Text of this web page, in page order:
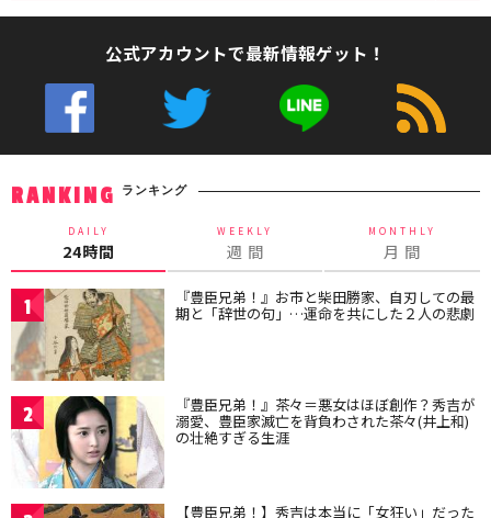
公式アカウントで最新情報ゲット！
RANKING ランキング
DAILY
24時間
WEEKLY
週 間
MONTHLY
月 間
1 『豊臣兄弟！』お市と柴田勝家、自刃しての最
期と「辞世の句」…運命を共にした２人の悲劇
2 『豊臣兄弟！』茶々＝悪女はほぼ創作？秀吉が
溺愛、豊臣家滅亡を背負わされた茶々(井上和)
の壮絶すぎる生涯
【豊臣兄弟！】秀吉は本当に「女狂い」だった